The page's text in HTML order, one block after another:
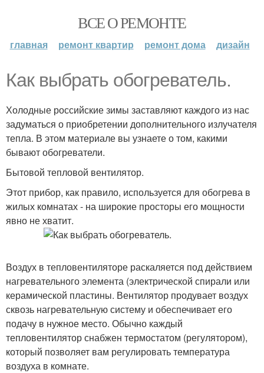
ВСЕ О РЕМОНТЕ
главная ремонт квартир ремонт дома дизайн
Как выбрать обогреватель.
Холодные российские зимы заставляют каждого из нас
задуматься о приобретении дополнительного излучателя
тепла. В этом материале вы узнаете о том, какими
бывают обогреватели.
Бытовой тепловой вентилятор.
Этот прибор, как правило, используется для обогрева в
жилых комнатах - на широкие просторы его мощности
явно не хватит.
Воздух в тепловентиляторе раскаляется под действием
нагревательного элемента (электрической спирали или
керамической пластины. Вентилятор продувает воздух
сквозь нагревательную систему и обеспечивает его
подачу в нужное место. Обычно каждый
тепловентилятор снабжен термостатом (регулятором),
который позволяет вам регулировать температура
воздуха в комнате.